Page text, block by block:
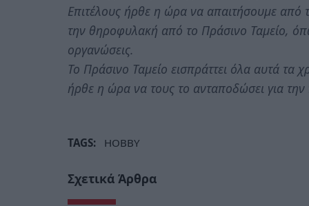
Επιτέλους ήρθε η ώρα να απαιτήσουμε από
την θηροφυλακή από το Πράσινο Ταμείο,
οργανώσεις.
Το Πράσινο Ταμείο εισπράττει όλα αυτά τα
ήρθε η ώρα να τους το ανταποδώσει για
TAGS: HOBBY
Σχετικά Άρθρα